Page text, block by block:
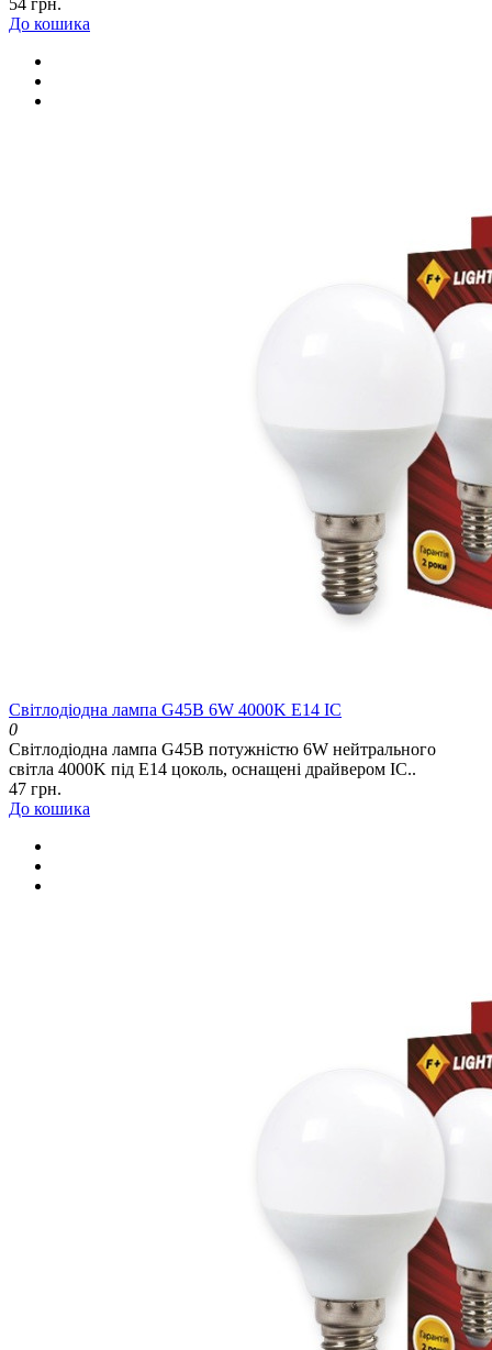
До кошика
Світлодіодна лампа G45B 6W 4000K E14 IC
0
Світлодіодна лампа G45B потужністю 6W нейтрального
світла 4000K під E14 цоколь, оснащені драйвером IC..
47 грн.
До кошика